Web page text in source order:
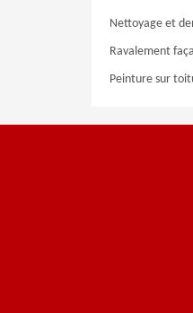
Nettoyage et
Ravalement
Peinture sur